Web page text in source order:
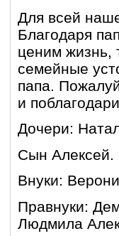
Для всей
Благодаря
ценим жизнь,
семейные
папа.
и
Дочери:
Сын Алексей.
Внуки:
Правнуки:
Людмила